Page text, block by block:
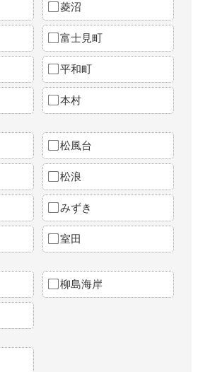
菱沼
富士見町
平和町
本村
松風台
松浪
みずき
室田
柳島海岸